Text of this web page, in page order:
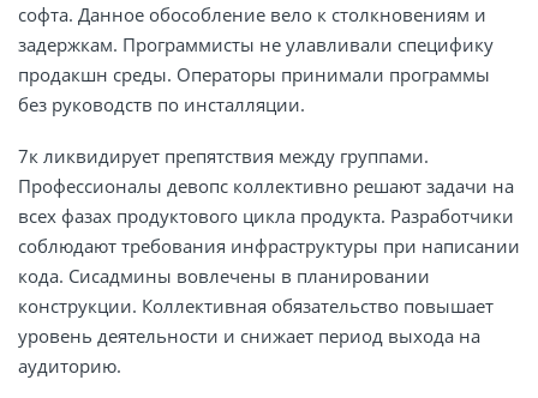
софта. Данное обособление вело к столкновениям и
задержкам. Программисты не улавливали специфику
продакшн среды. Операторы принимали программы
без руководств по инсталляции.
7к ликвидирует препятствия между группами.
Профессионалы девопс коллективно решают задачи на
всех фазах продуктового цикла продукта. Разработчики
соблюдают требования инфраструктуры при написании
кода. Сисадмины вовлечены в планировании
конструкции. Коллективная обязательство повышает
уровень деятельности и снижает период выхода на
аудиторию.